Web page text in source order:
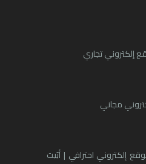
إلكتروني تجاري
مجاني
إلكتروني احترافي | أبّيت